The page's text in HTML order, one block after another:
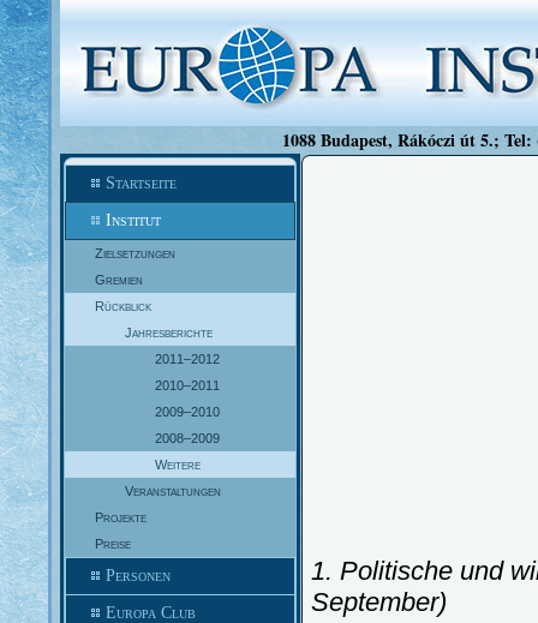
1088 Budapest, Rákóczi út 5.;
Startseite
Institut
Zielsetzungen
Gremien
Rückblick
Jahresberichte
2011–2012
2010–2011
2009–2010
2008–2009
Weitere
Veranstaltungen
Projekte
Preise
Personen
Europa Club
1. Politische und
September)